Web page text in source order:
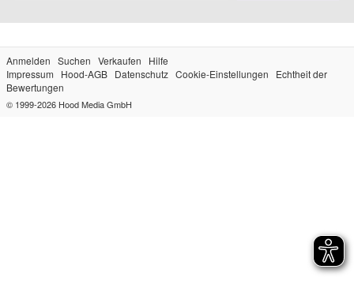
Anmelden Suchen Verkaufen
Hilfe
Impressum
Hood-AGB Datenschutz Cookie-Einstellungen
Echtheit der
Bewertungen
© 1999-2026 Hood Media GmbH